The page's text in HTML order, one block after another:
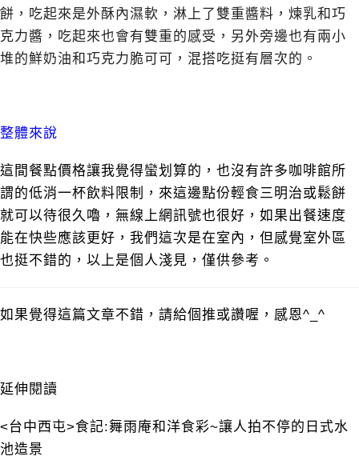
餅，吃起來是外酥內濕軟，淋上了雙重醬料，煉乳和巧
克力醬，吃起來也會有雙重的感受，另外旁邊也有兩小
堆的鮮奶油和巧克力脆可可，混搭吃挺有層次的。
整體來說
這間餐點價格讓我覺得蠻划算的，也沒有許多咖啡館所
謂的低消一杯飲料限制，來這邊點份輕食三明治或鬆餅
就可以待很久嚕，無線上網訊號也很好，如果出餐速度
能在快些應該更好，我們這次是在室內，但感覺室外區
也挺不錯的，以上是個人淺見，僅供參考。
如果覺得這篇文章不錯，請給個推或讚喔，感恩^_^
延伸閱讀
<台中西屯>食記:舞雨庵和洋食彩~讓人拍不停的日式水
池造景